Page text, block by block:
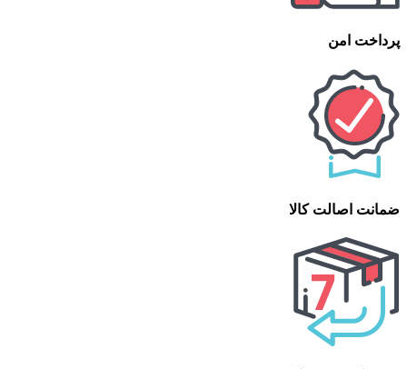
پرداخت امن
ضمانت اصالت کالا